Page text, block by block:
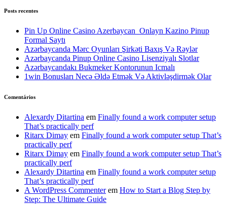
Posts recentes
Pin Up Online Casino Azerbaycan ️ Onlayn Kazino Pinup
Formal Saytı
Azərbaycanda Mərc Oyunları Şirkəti Baxış Və Rəylər
Azərbaycanda Pinup Online Casino Lisenziyalı Slotlar
Azərbaycandakı Bukmeker Kontorunun Icmalı
1win Bonusları Necə Əldə Etmək Və Aktivləşdirmək Olar
Comentários
Alexardy Ditartina em Finally found a work computer setup
That’s practically perf
Ritarx Dimay em Finally found a work computer setup That’s
practically perf
Ritarx Dimay em Finally found a work computer setup That’s
practically perf
Alexardy Ditartina em Finally found a work computer setup
That’s practically perf
A WordPress Commenterem How to Start a Blog Step by
Step: The Ultimate Guide